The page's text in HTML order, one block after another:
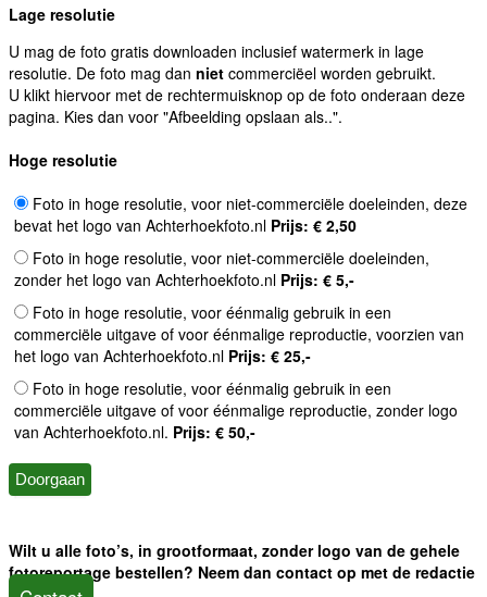
Lage resolutie
U mag de foto gratis downloaden inclusief watermerk in lage
resolutie. De foto mag dan niet commerciëel worden gebruikt.
U klikt hiervoor met de rechtermuisknop op de foto onderaan deze
pagina. Kies dan voor "Afbeelding opslaan als..".
Hoge resolutie
Foto in hoge resolutie, voor niet-commerciële doeleinden, deze
bevat het logo van Achterhoekfoto.nl Prijs: € 2,50
Foto in hoge resolutie, voor niet-commerciële doeleinden,
zonder het logo van Achterhoekfoto.nl Prijs: € 5,-
Foto in hoge resolutie, voor éénmalig gebruik in een
commerciële uitgave of voor éénmalige reproductie, voorzien van
het logo van Achterhoekfoto.nl Prijs: € 25,-
Foto in hoge resolutie, voor éénmalig gebruik in een
commerciële uitgave of voor éénmalige reproductie, zonder logo
van Achterhoekfoto.nl. Prijs: € 50,-
Wilt u alle foto’s, in grootformaat, zonder logo van de gehele
fotoreportage bestellen? Neem dan contact op met de redactie